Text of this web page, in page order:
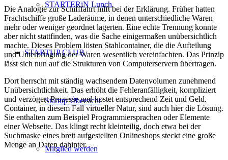
STARTERiN Lunch
STARTUP CLUB
Startup Übersicht
Mitglied werden
Die Analogie zur Schifffahrt hilft bei der Erklärung. Früher hatten
Frachtschiffe große Laderäume, in denen unterschiedliche Waren
mehr oder weniger geordnet lagerten. Eine echte Trennung konnte
aber nicht stattfinden, was die Sache einigermaßen unübersichtlich
machte. Dieses Problem lösten Stahlcontainer, die die Aufteilung
und Unterbringung der Waren wesentlich vereinfachten. Das Prinzip
lässt sich nun auf die Strukturen von Computerservern übertragen.
Dort herrscht mit ständig wachsendem Datenvolumen zunehmend
Unübersichtlichkeit. Das erhöht die Fehleranfälligkeit, kompliziert
und verzögert Prozesse und kostet entsprechend Zeit und Geld.
Container, in diesem Fall virtueller Natur, sind auch hier die Lösung.
Sie enthalten zum Beispiel Programmiersprachen oder Elemente
einer Webseite. Das klingt recht kleinteilig, doch etwa bei der
Suchmaske eines breit aufgestellten Onlineshops steckt eine große
Menge an Daten dahinter.